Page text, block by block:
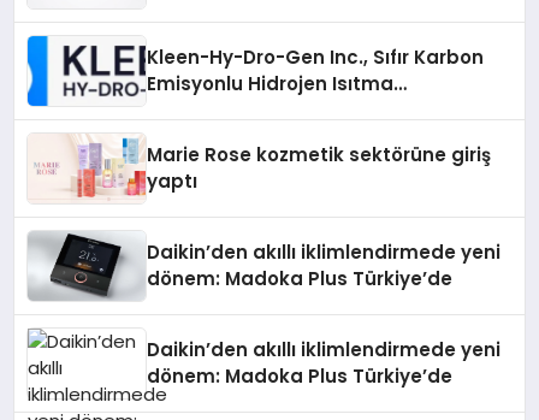
Kleen-Hy-Dro-Gen Inc., Sıfır Karbon
Emisyonlu Hidrojen Isıtma
Marie Rose kozmetik sektörüne giriş
yaptı
Daikin’den akıllı iklimlendirmede yeni
dönem: Madoka Plus Türkiye’de
Daikin’den akıllı iklimlendirmede yeni
dönem: Madoka Plus Türkiye’de